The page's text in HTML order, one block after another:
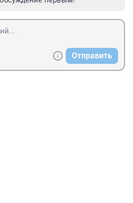
Отправить